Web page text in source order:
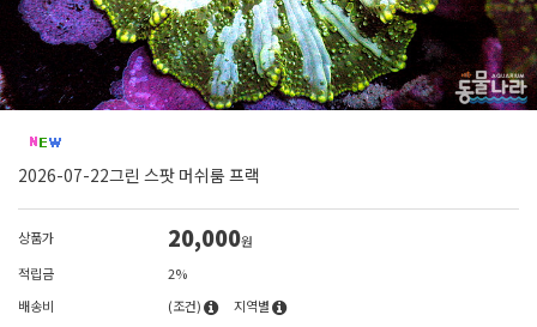
2026-07-22그린 스팟 머쉬룸 프랙
상품가 20,000원
적립금
2%
배송비
(조건) 지역별